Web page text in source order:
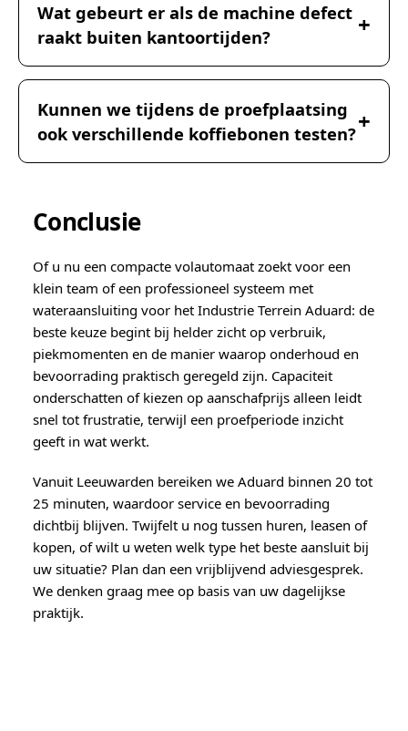
Wat gebeurt er als de machine defect
raakt buiten kantoortijden?
Kunnen we tijdens de proefplaatsing
ook verschillende koffiebonen testen?
Conclusie
Of u nu een compacte volautomaat zoekt voor een
klein team of een professioneel systeem met
wateraansluiting voor het Industrie Terrein Aduard: de
beste keuze begint bij helder zicht op verbruik,
piekmomenten en de manier waarop onderhoud en
bevoorrading praktisch geregeld zijn. Capaciteit
onderschatten of kiezen op aanschafprijs alleen leidt
snel tot frustratie, terwijl een proefperiode inzicht
geeft in wat werkt.
Vanuit Leeuwarden bereiken we Aduard binnen 20 tot
25 minuten, waardoor service en bevoorrading
dichtbij blijven. Twijfelt u nog tussen huren, leasen of
kopen, of wilt u weten welk type het beste aansluit bij
uw situatie? Plan dan een vrijblijvend adviesgesprek.
We denken graag mee op basis van uw dagelijkse
praktijk.